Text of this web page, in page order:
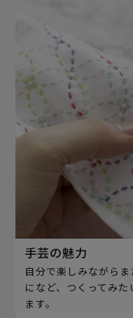
手芸の魅力
自分で楽しみながら
になど、つくってみ
ます。